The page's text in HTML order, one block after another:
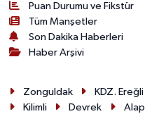
Puan Durumu ve Fikstür
Tüm Manşetler
Son Dakika Haberleri
Haber Arşivi
Zonguldak KDZ. Ereğli
Kilimli
Devrek